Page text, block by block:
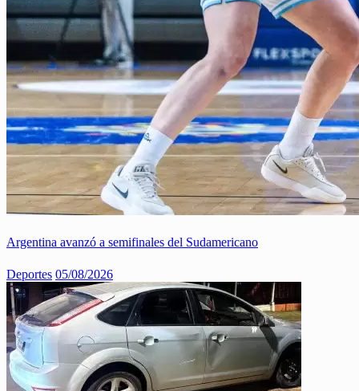
Argentina avanzó a semifinales del Sudamericano
Deportes 05/08/2026